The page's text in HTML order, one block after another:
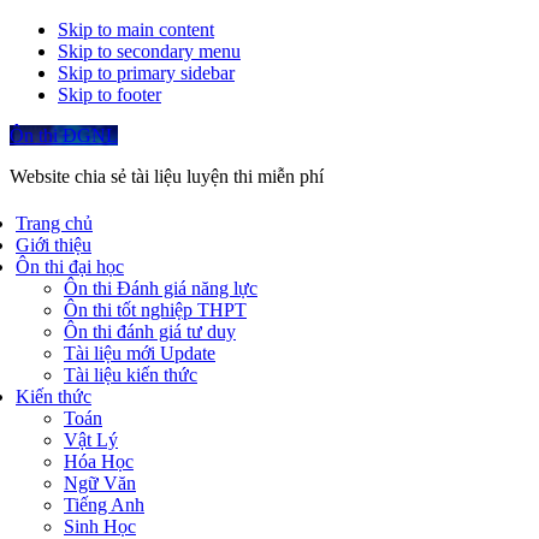
Skip to main content
Skip to secondary menu
Skip to primary sidebar
Skip to footer
Ôn thi ĐGNL
Website chia sẻ tài liệu luyện thi miễn phí
Trang chủ
Giới thiệu
Ôn thi đại học
Ôn thi Đánh giá năng lực
Ôn thi tốt nghiệp THPT
Ôn thi đánh giá tư duy
Tài liệu mới Update
Tài liệu kiến thức
Kiến thức
Toán
Vật Lý
Hóa Học
Ngữ Văn
Tiếng Anh
Sinh Học